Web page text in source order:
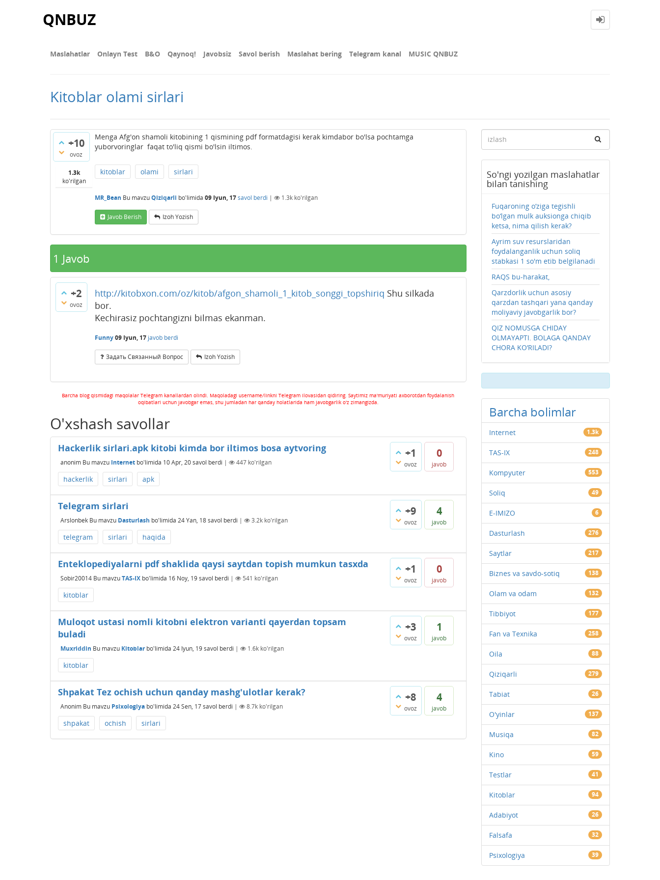
QNBUZ
Maslahatlar Onlayn Test В&О Qaynoq! Javobsiz Savol berish Maslahat bering Telegram kanal MUSIC QNBUZ
Kitoblar olami sirlari
+10
ovoz
1.3k
ko'rilgan
Menga Afg'on shamoli kitobining 1 qismining pdf formatdagisi kerak kimdabor bo'lsa pochtamga
yuborvoringlar faqat to'liq qismi bo'lsin iltimos.
kitoblar olami sirlari
MR_Bean Bu mavzuQiziqarli bo'limida 09 Iyun, 17savol berdi | 1.3k ko'rilgan
Javob Berish Izoh Yozish
1 Javob
+2
ovoz
http://kitobxon.com/oz/kitob/afgon_shamoli_1_kitob_songgi_topshiriq Shu silkada
bor.
Kechirasiz pochtangizni bilmas ekanman.
Funny09 Iyun, 17 javob berdi
Задать Связанный Вопрос Izoh Yozish
Barcha blog qismidagi maqolalar Telegram kanallardan olindi. Maqoladagi username/linkni Telegram ilovasidan qidiring. Saytimiz ma'muriyati axborotdan foydalanish
oqibatlari uchun javobgar emas, shu jumladan har qanday holatlarida ham javobgarlik o'z zimangizda.
O'xshash savollar
+1
ovoz
0
javob
Hackerlik sirlari.apk kitobi kimda bor iltimos bosa aytvoring
anonim Bu mavzu Internet bo'limida 10 Apr, 20savol berdi | 447 ko'rilgan
hackerlik sirlari apk
+9
ovoz
4
javob
Telegram sirlari
Arslonbek Bu mavzu Dasturlash bo'limida 24 Yan, 18savol berdi | 3.2k ko'rilgan
telegram sirlari haqida
+1
ovoz
0
javob
Enteklopediyalarni pdf shaklida qaysi saytdan topish mumkun tasxda
Sobir20014 Bu mavzuTAS-IX bo'limida 16 Noy, 19savol berdi | 541 ko'rilgan
kitoblar
+3
ovoz
1
javob
Muloqot ustasi nomli kitobni elektron varianti qayerdan topsam
buladi
Muxriddin Bu mavzu Kitoblarbo'limida 24 Iyun, 19savol berdi | 1.6k ko'rilgan
kitoblar
+8
ovoz
4
javob
Shpakat Tez ochish uchun qanday mashg'ulotlar kerak?
Anonim Bu mavzu Psixologiya bo'limida 24 Sen, 17savol berdi | 8.7k ko'rilgan
shpakat ochish sirlari
So'ngi yozilgan maslahatlar
bilan tanishing
Fuqaroning o‘ziga tegishli
bo‘lgan mulk auksionga chiqib
ketsa, nima qilish kerak?
Ayrim suv resurslaridan
foydalanganlik uchun soliq
stabkasi 1 so'm etib belgilanadi
RAQS bu-harakat,
Qarzdorlik uchun asosiy
qarzdan tashqari yana qanday
moliyaviy javobgarlik bor?
QIZ NOMUSGA CHIDAY
OLMAYAPTI. BOLAGA QANDAY
CHORA KO‘RILADI?
Barcha bolimlar
Internet 1.3k
TAS-IX 248
Kompyuter 553
Soliq 49
E-IMIZO 6
Dasturlash 276
Saytlar 217
Biznes va savdo-sotiq 138
Olam va odam 132
Tibbiyot 177
Fan va Texnika 258
Oila 88
Qiziqarli 279
Tabiat 26
O'yinlar 137
Musiqa 82
Kino 59
Testlar 41
Kitoblar 94
Adabiyot 26
Falsafa 32
Psixologiya 39